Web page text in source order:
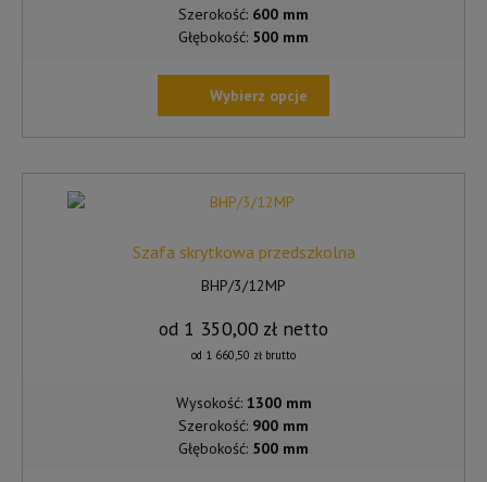
Szerokość: 600 mm
Głębokość: 500 mm
Wybierz opcje
MA
WIELE
Szafa skrytkowa przedszkolna
BHP/3/12MP
od 1 350,00 zł netto
od 1 660,50 zł brutto
Wysokość: 1300 mm
Szerokość: 900 mm
Głębokość: 500 mm